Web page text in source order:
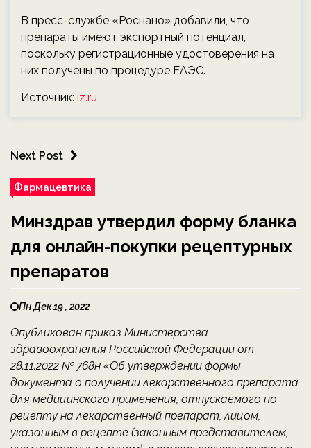
В пресс-службе «Роснано» добавили, что
препараты имеют экспортный потенциал,
поскольку регистрационные удостоверения на
них получены по процедуре ЕАЭС.
Источник: iz.ru
Next Post
Фармацевтика
Минздрав утвердил форму бланка
для онлайн-покупки рецептурных
препаратов
Пн Дек 19 , 2022
Опубликован приказ Министерства
здравоохранения Российской Федерации от
28.11.2022 № 768н «Об утверждении формы
документа о получении лекарственного препарата
для медицинского применения, отпускаемого по
рецепту на лекарственный препарат, лицом,
указанным в рецепте (законным представителем,